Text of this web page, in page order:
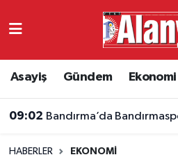
Asayiş Gündem Ekonomi
09:02 Bandırma’da Bandırmaspor
HABERLER EKONOMI
Ekonomi
Antalya Namaz Vakitleri